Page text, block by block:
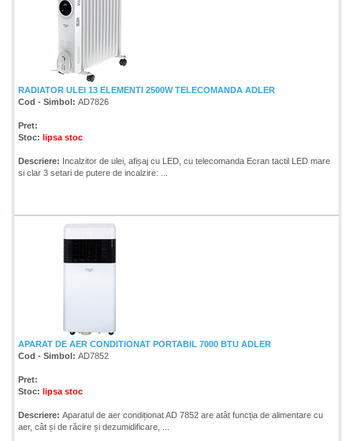
RADIATOR ULEI 13 ELEMENTI 2500W TELECOMANDA ADLER
Cod - Simbol: AD7826
Pret:
Stoc: lipsa stoc
Descriere: Incalzitor de ulei, afișaj cu LED, cu telecomanda Ecran tactil LED mare
si clar 3 setari de putere de incalzire: ...
APARAT DE AER CONDITIONAT PORTABIL 7000 BTU ADLER
Cod - Simbol: AD7852
Pret:
Stoc: lipsa stoc
Descriere: Aparatul de aer condiționat AD 7852 are atât funcția de alimentare cu
aer, cât și de răcire și dezumidificare, ...